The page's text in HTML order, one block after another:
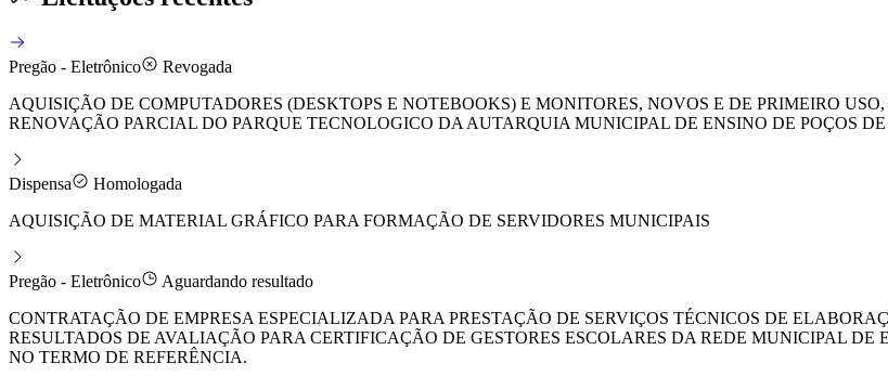
Pregão - Eletrônico
Revogada
AQUISIÇÃO DE COMPUTADORES (DESKTOPS E NOTEBOOKS) E MONITORES, NOVOS E DE PRIMEIRO
RENOVAÇÃO PARCIAL DO PARQUE TECNOLOGICO DA AUTARQUIA MUNICIPAL DE ENSINO DE POÇOS
Dispensa
Homologada
AQUISIÇÃO DE MATERIAL GRÁFICO PARA FORMAÇÃO DE SERVIDORES MUNICIPAIS
Pregão - Eletrônico
Aguardando resultado
CONTRATAÇÃO DE EMPRESA ESPECIALIZADA PARA PRESTAÇÃO DE SERVIÇOS TÉCNICOS DE
RESULTADOS DE AVALIAÇÃO PARA CERTIFICAÇÃO DE GESTORES ESCOLARES DA REDE MUNICIPAL
NO TERMO DE REFERÊNCIA.